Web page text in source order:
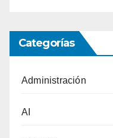
Categorías
Administración
AI